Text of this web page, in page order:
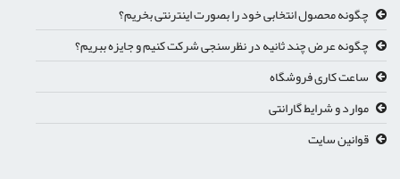
چگونه محصول انتخابی خود را بصورت اینترنتی بخریم؟
چگونه عرض چند ثانیه در نظرسنجی شرکت کنیم و جایزه ببریم؟
ساعت کاری فروشگاه
موارد و شرایط گارانتی
قوانین سایت